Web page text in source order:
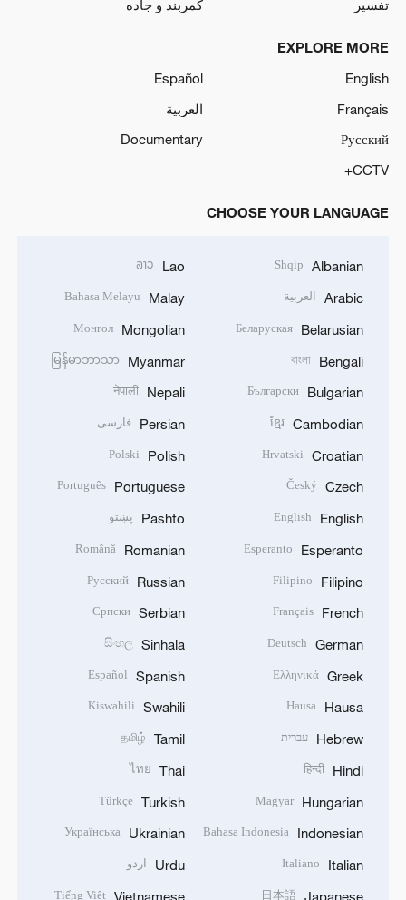
تفسیر
کمربند و جاده
EXPLORE MORE
English
Español
Français
العربية
Русский
Documentary
CCTV+
CHOOSE YOUR LANGUAGE
Albanian
Shqip
Arabic العربية
Belarusian
Беларуская
Bengali
বাংলা
Bulgarian
Български
Cambodian
ខ្មែរ
Croatian
Hrvatski
Czech
Český
English
English
Esperanto
Esperanto
Filipino
Filipino
French
Français
German
Deutsch
Greek
Ελληνικά
Hausa
Hausa
Hebrew עברית
Hindi
हिन्दी
Hungarian
Magyar
Indonesian
Bahasa Indonesia
Italian
Italiano
Japanese
日本語
Lao
ລາວ
Malay
Bahasa Melayu
Mongolian
Монгол
Myanmar
မြန်မာဘာသာ
Nepali
नेपाली
Persian فارسی
Polish
Polski
Portuguese
Português
Pashto پښتو
Romanian
Română
Russian
Русский
Serbian
Српски
Sinhala
සිංහල
Spanish
Español
Swahili
Kiswahili
Tamil
தமிழ்
Thai
ไทย
Turkish
Türkçe
Ukrainian
Українська
Urdu اردو
Vietnamese
Tiếng Việt